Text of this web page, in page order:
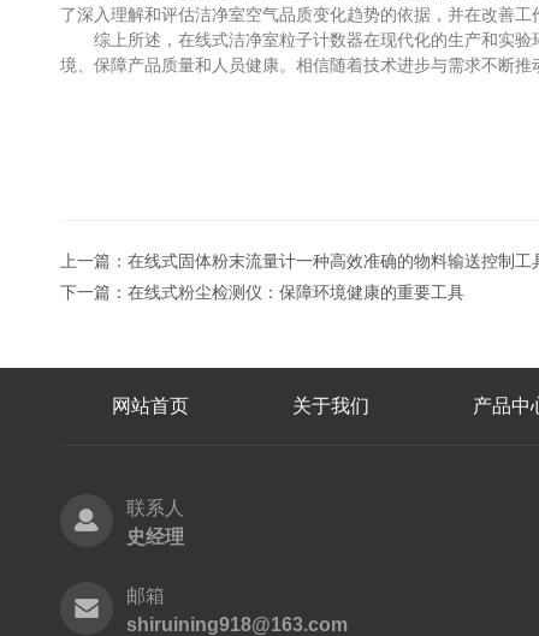
了深入理解和评估洁净室空气品质变化趋势的依据，并在改善
综上所述，在线式洁净室粒子计数器在现代化的生产和实验
境、保障产品质量和人员健康。相信随着技术进步与需求不断
上一篇： 在线式固体粉末流量计一种高效准确的物料输送控制工
下一篇： 在线式粉尘检测仪：保障环境健康的重要工具
网站首页 关于我们 产品中
联系人
史经理
邮箱
shiruining918@163.com